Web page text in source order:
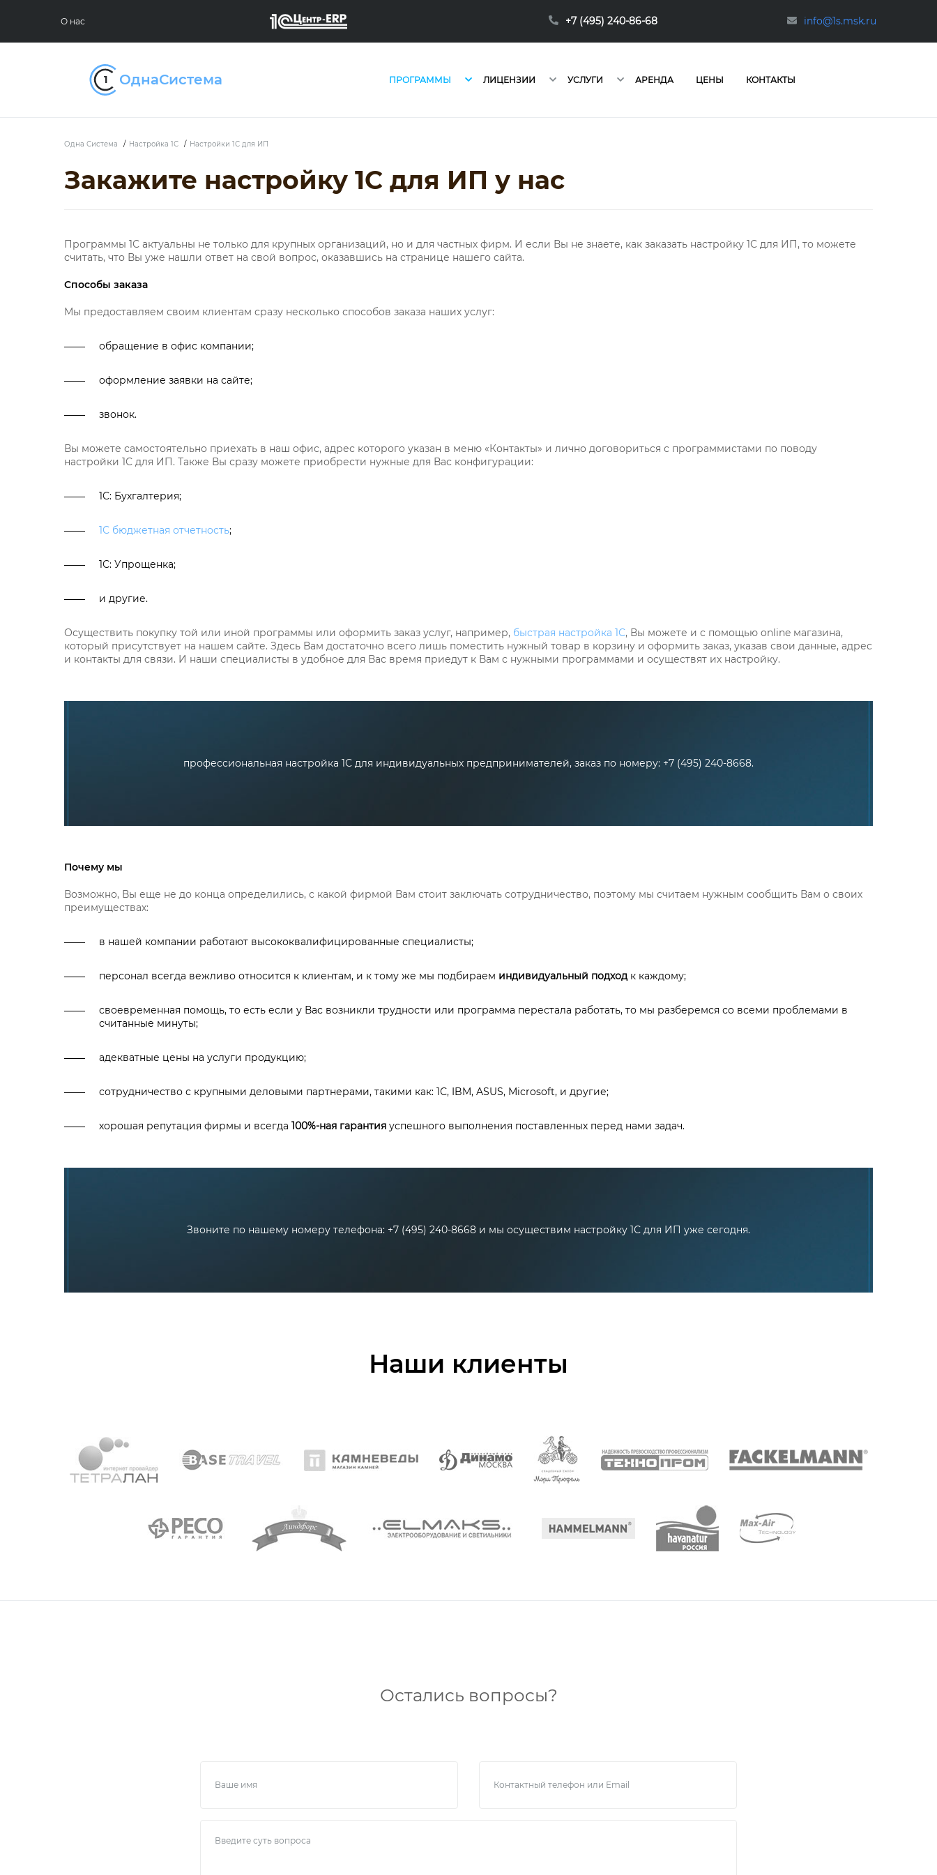
О нас +7 (495) 240-86-68 info@1s.msk.ru
ПРОГРАММЫ ЛИЦЕНЗИИ УСЛУГИ АРЕНДА ЦЕНЫ КОНТАКТЫ
Одна Система / Настройка 1С / Настройки 1С для ИП
Закажите настройку 1С для ИП у нас
Программы 1С актуальны не только для крупных организаций, но и для частных фирм. И если Вы не знаете, как заказать настройку 1С для ИП, то можете
считать, что Вы уже нашли ответ на свой вопрос, оказавшись на странице нашего сайта.
Способы заказа
Мы предоставляем своим клиентам сразу несколько способов заказа наших услуг:
обращение в офис компании;
оформление заявки на сайте;
звонок.
Вы можете самостоятельно приехать в наш офис, адрес которого указан в меню «Контакты» и лично договориться с программистами по поводу
настройки 1С для ИП. Также Вы сразу можете приобрести нужные для Вас конфигурации:
1С: Бухгалтерия;
1С бюджетная отчетность;
1С: Упрощенка;
и другие.
Осуществить покупку той или иной программы или оформить заказ услуг, например, быстрая настройка 1С, Вы можете и с помощью online магазина,
который присутствует на нашем сайте. Здесь Вам достаточно всего лишь поместить нужный товар в корзину и оформить заказ, указав свои данные, адрес
и контакты для связи. И наши специалисты в удобное для Вас время приедут к Вам с нужными программами и осуществят их настройку.
профессиональная настройка 1С для индивидуальных предпринимателей, заказ по номеру: +7 (495) 240-8668.
Почему мы
Возможно, Вы еще не до конца определились, с какой фирмой Вам стоит заключать сотрудничество, поэтому мы считаем нужным сообщить Вам о своих
преимуществах:
в нашей компании работают высококвалифицированные специалисты;
персонал всегда вежливо относится к клиентам, и к тому же мы подбираем индивидуальный подходк каждому;
своевременная помощь, то есть если у Вас возникли трудности или программа перестала работать, то мы разберемся со всеми проблемами в
считанные минуты;
адекватные цены на услуги продукцию;
сотрудничество с крупными деловыми партнерами, такими как: 1С, IBM, ASUS, Microsoft, и другие;
хорошая репутация фирмы и всегда 100%-ная гарантия успешного выполнения поставленных перед нами задач.
Звоните по нашему номеру телефона: +7 (495) 240-8668 и мы осуществим настройку 1С для ИП уже сегодня.
Наши клиенты
Остались вопросы?